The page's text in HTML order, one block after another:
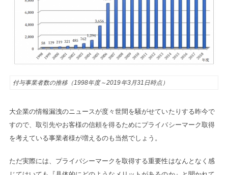
付与事業者数の推移（1998年度～2019年3月31日時点）
大企業の情報漏洩のニュースが度々世間を騒がせていたりする昨今で
すので、取引先やお客様の信頼を得るためにプライバシーマーク取得
を考えている事業者様が増えるのも当然でしょう。
ただ実際には、プライバシーマークを取得する重要性はなんとなく感